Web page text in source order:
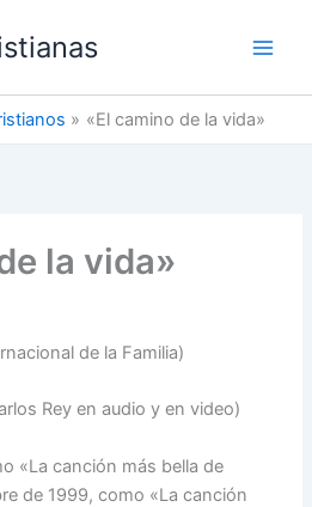
«El camino de la vida»
la vida»
de la Familia)
Rey en audio y en video)
«La canción más bella de
de 1999, como «La canción